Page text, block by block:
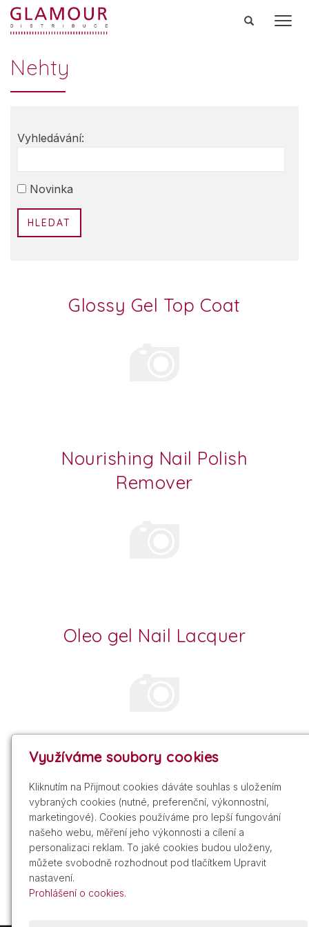
Nehty
Vyhledávání:
HLEDAT
Glossy Gel Top Coat
Nourishing Nail Polish
Remover
Oleo gel Nail Lacquer
Smooth Perfection Base Coat
Využíváme soubory cookies
Kliknutím na Přijmout cookies dáváte souhlas s uložením
vybraných cookies (nutné, preferenční, výkonnostní,
marketingové). Cookies používáme pro lepší fungování
našeho webu, měření jeho výkonnosti a cílení a
personalizaci reklam. To jaké cookies budou uloženy,
můžete svobodně rozhodnout pod tlačítkem Upravit
nastavení.
Prohlášení o cookies.